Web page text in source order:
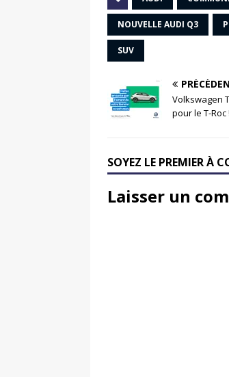
NOUVELLE AUDI Q3
SUV
Volkswagen
pour le T-Roc !
SOYEZ LE PREMIER À
Laisser un